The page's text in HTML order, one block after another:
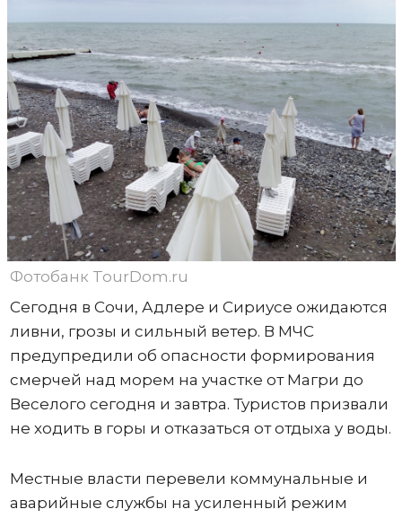
Фотобанк TourDom.ru
Сегодня в Сочи, Адлере и Сириусе ожидаются
ливни, грозы и сильный ветер. В МЧС
предупредили об опасности формирования
смерчей над морем на участке от Магри до
Веселого сегодня и завтра. Туристов призвали
не ходить в горы и отказаться от отдыха у воды.
Местные власти перевели коммунальные и
аварийные службы на усиленный режим